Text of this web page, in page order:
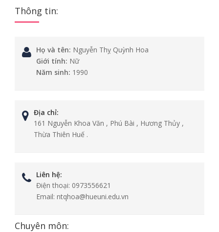
Thông tin:
Họ và tên: Nguyễn Thỵ Quỳnh Hoa
Giới tính: Nữ
Năm sinh: 1990
Địa chỉ:
161 Nguyễn Khoa Văn , Phú Bài , Hương Thủy ,
Thừa Thiên Huế .
Liên hệ:
Điện thoại: 0973556621
Email: ntqhoa@hueuni.edu.vn
Chuyên môn: